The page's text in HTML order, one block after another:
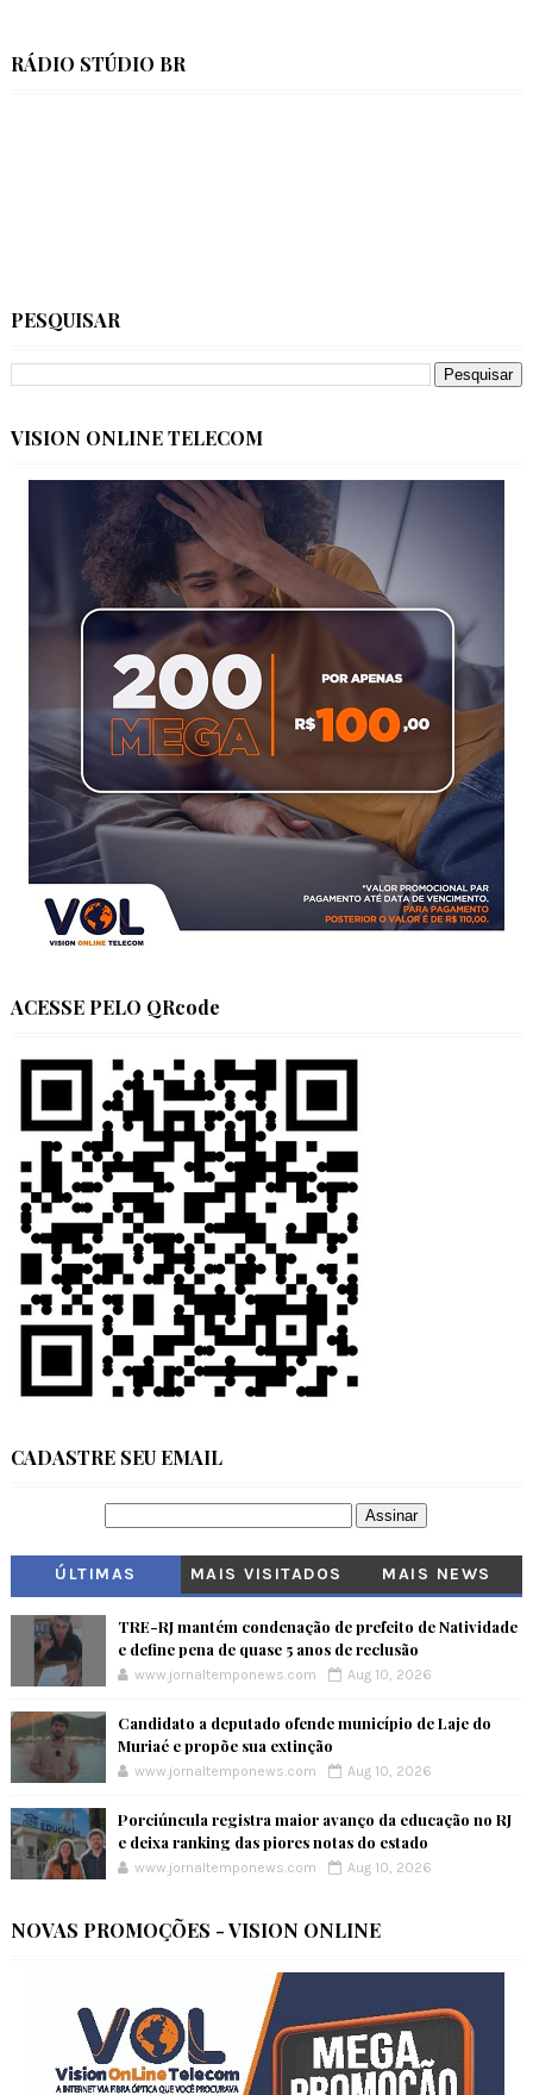
RÁDIO STÚDIO BR
PESQUISAR
VISION ONLINE TELECOM
ACESSE PELO QRcode
CADASTRE SEU EMAIL
ÚLTIMAS MAIS VISITADOS MAIS NEWS
TRE-RJ mantém condenação de prefeito de Natividade
e define pena de quase 5 anos de reclusão
www.jornaltemponews.com Aug 10, 2026
Candidato a deputado ofende município de Laje do
Muriaé e propõe sua extinção
www.jornaltemponews.com Aug 10, 2026
Porciúncula registra maior avanço da educação no RJ
e deixa ranking das piores notas do estado
www.jornaltemponews.com Aug 10, 2026
NOVAS PROMOÇÕES - VISION ONLINE